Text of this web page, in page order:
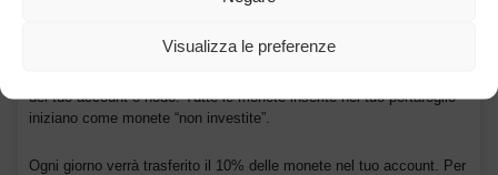
Visualizza le preferenze
Parte del sistema è simile a un sistema PoS. La differenza è che le
del tuo account o nodo. Tutte le monete inserite nel tuo portafoglio
iniziano come monete “non investite”.
Ogni giorno verrà trasferito il 10% delle monete nel tuo account. Per